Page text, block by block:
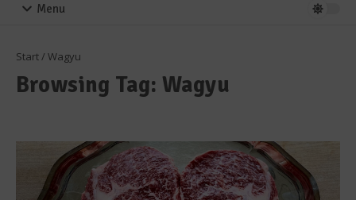
Menu
Start/ Wagyu
Browsing Tag: Wagyu